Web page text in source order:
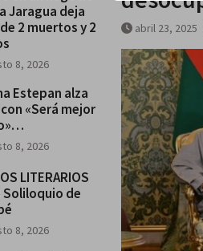
abril 23, 2025
Jaragua deja
2 muertos y 2
8, 2026
Estepan alza
«Será mejor
8, 2026
LITERARIOS
Soliloquio de
8, 2026